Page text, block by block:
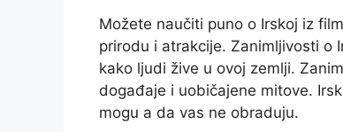
Možete naučiti puno o Irskoj iz
prirodu i atrakcije. Zanimljivosti o
kako ljudi žive u ovoj zemlji.
događaje i uobičajene mitove.
mogu a da vas ne obraduju.